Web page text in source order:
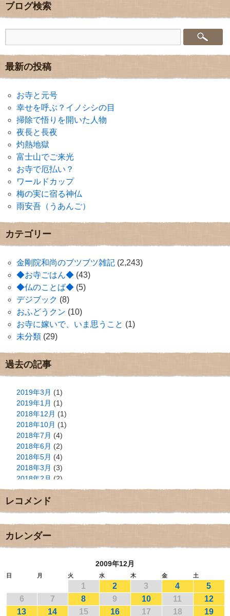
ブログ検索
最新の投稿
お寺と元号
幸せを呼ぶ？イノシシの目
掃除で悟りを開いた人物
夜長と長夜
灼熱地獄
富士山でご来光
お寺で厄払い？
ワールドカップ
梅の実に宿る神仏
雨安吾（うあんご）
カテゴリー
金剛院和尚のブツブツ雑記 (2,243)
◆お寺ごはん◆ (43)
◆仏のことば◆ (5)
デジブック (8)
おふどうクン (10)
お寺に嫁いで、いま思うこと (1)
未分類 (29)
過去の記事
2019年3月 (1)
2019年1月 (1)
2018年12月 (1)
2018年10月 (1)
2018年7月 (4)
2018年6月 (2)
2018年5月 (4)
2018年3月 (3)
2018年2月 (2)
2018年1月(2)
2017年12月
2017年11月(3)
2017年9月
2017年8月
2017年5月
2017年3月(1)
2017年2月(1)
レコメンド
カレンダー
2009年12月
日 月 火 水 木 金 土
1 2 3 4
5
6
7 8 9 10 11
12
13
14 15 16 17 18 19